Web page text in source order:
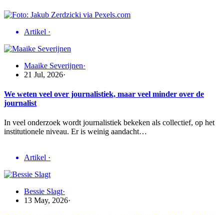
Artikel ·
Maaike Severijnen·
21 Jul, 2026·
We weten veel over journalistiek, maar veel minder over de
journalist
In veel onderzoek wordt journalistiek bekeken als collectief, op het
institutionele niveau. Er is weinig aandacht…
Artikel ·
Bessie Slagt·
13 May, 2026·